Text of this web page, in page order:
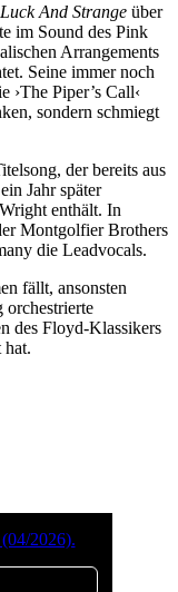
Luck And Strange über
im Sound des Pink
Arrangements
Seine immer noch
›The Piper’s Call‹
sondern schmiegt
der bereits aus
Jahr später
enthält. In
Montgolfier Brothers
die Leadvocals.
fällt, ansonsten
orchestrierte
des Floyd-Klassikers
hat.